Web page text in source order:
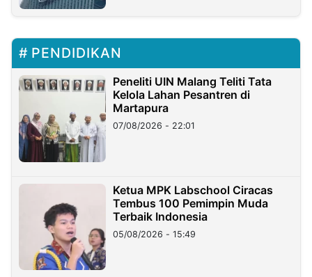
PENDIDIKAN
Peneliti UIN Malang Teliti Tata
Kelola Lahan Pesantren di
Martapura
07/08/2026 - 22:01
Ketua MPK Labschool Ciracas
Tembus 100 Pemimpin Muda
Terbaik Indonesia
05/08/2026 - 15:49